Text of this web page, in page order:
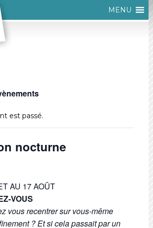
MENU
est passé.
nocturne
AU 17 AOÛT
VOUS
vous recentrer sur vous-même
? Et si cela passait par un